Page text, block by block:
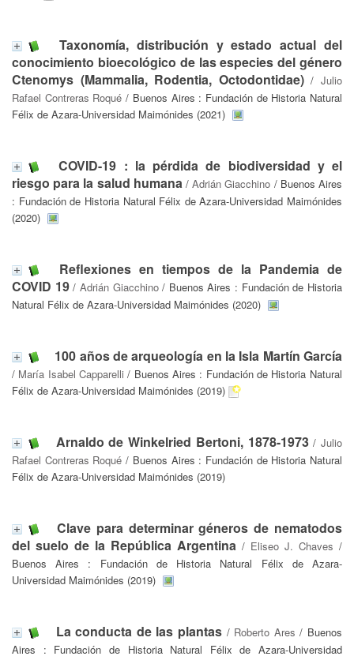
Taxonomía, distribución y estado actual del
conocimiento bioecológico de las especies del género
Ctenomys (Mammalia, Rodentia, Octodontidae)/Julio
Rafael Contreras Roqué / Buenos Aires : Fundación de Historia Natural
Félix de Azara-Universidad Maimónides (2021)
COVID-19 : la pérdida de biodiversidad y el
riesgo para la salud humana/Adrián Giacchino / Buenos Aires
: Fundación de Historia Natural Félix de Azara-Universidad Maimónides
(2020)
Reflexiones en tiempos de la Pandemia de
COVID 19/ Adrián Giacchino/ Buenos Aires : Fundación de Historia
Natural Félix de Azara-Universidad Maimónides (2020)
100 años de arqueología en la Isla Martín García
/ María Isabel Capparelli / Buenos Aires : Fundación de Historia Natural
Félix de Azara-Universidad Maimónides (2019)
Arnaldo de Winkelried Bertoni, 1878-1973/Julio
Rafael Contreras Roqué / Buenos Aires : Fundación de Historia Natural
Félix de Azara-Universidad Maimónides (2019)
Clave para determinar géneros de nematodos
del suelo de la República Argentina / Eliseo J. Chaves /
Buenos Aires : Fundación de Historia Natural Félix de Azara-
Universidad Maimónides (2019)
La conducta de las plantas / Roberto Ares / Buenos
Aires : Fundación de Historia Natural Félix de Azara-Universidad